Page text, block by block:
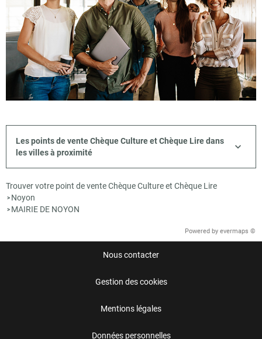
Les points de vente Chèque Culture et Chèque Lire dans
les villes à proximité
Trouver votre point de vente Chèque Culture et Chèque Lire
> Noyon
> MAIRIE DE NOYON
Powered by evermaps ©
Nous contacter
Gestion des cookies
Mentions légales
Données personnelles